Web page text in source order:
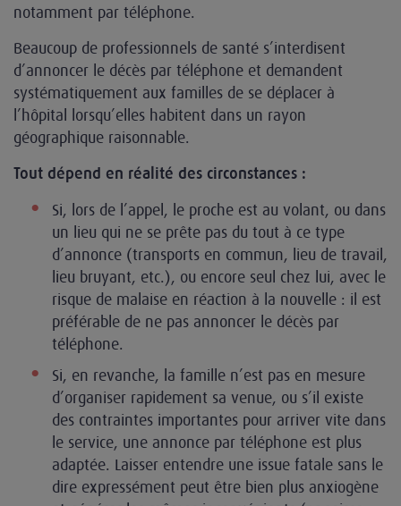
notamment par téléphone.
Beaucoup de professionnels de santé s’interdisent
d’annoncer le décès par téléphone et demandent
systématiquement aux familles de se déplacer à
l’hôpital lorsqu’elles habitent dans un rayon
géographique raisonnable.
Tout dépend en réalité des circonstances :
Si, lors de l’appel, le proche est au volant, ou dans
un lieu qui ne se prête pas du tout à ce type
d’annonce (transports en commun, lieu de travail,
lieu bruyant, etc.), ou encore seul chez lui, avec le
risque de malaise en réaction à la nouvelle : il est
préférable de ne pas annoncer le décès par
téléphone.
Si, en revanche, la famille n’est pas en mesure
d’organiser rapidement sa venue, ou s’il existe
des contraintes importantes pour arriver vite dans
le service, une annonce par téléphone est plus
adaptée. Laisser entendre une issue fatale sans le
dire expressément peut être bien plus anxiogène